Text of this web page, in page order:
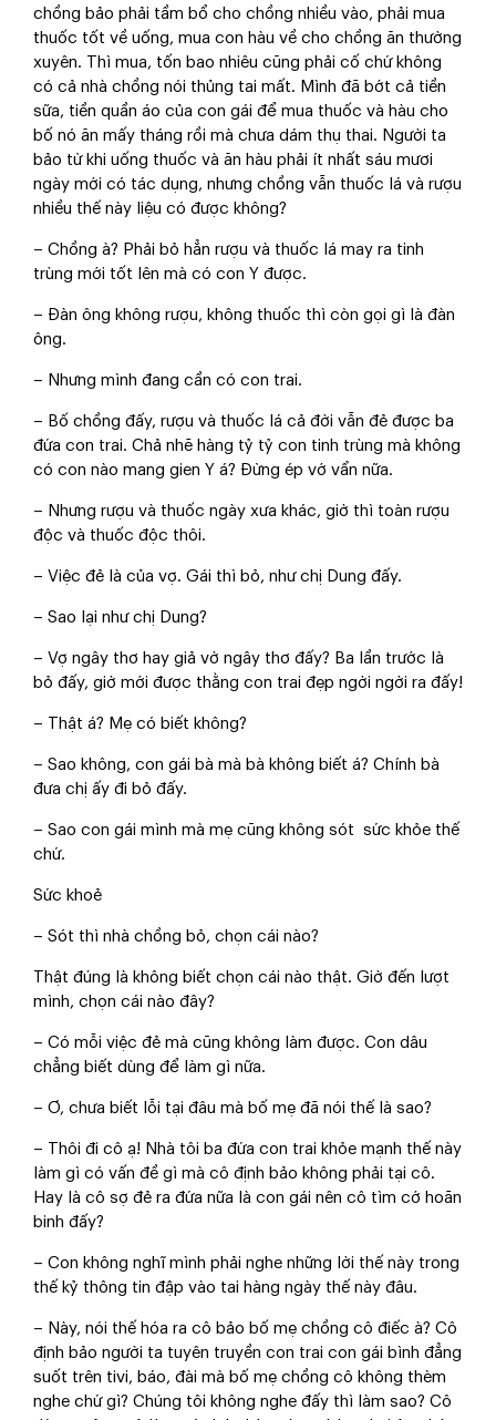
chồng bảo phải tầm bổ cho chồng nhiều vào, phải mua
thuốc tốt về uống, mua con hàu về cho chồng ăn thường
xuyên. Thì mua, tốn bao nhiêu cũng phải cố chứ không
có cả nhà chồng nói thủng tai mất. Mình đã bớt cả tiền
sữa, tiền quần áo của con gái để mua thuốc và hàu cho
bố nó ăn mấy tháng rồi mà chưa dám thụ thai. Người ta
bảo từ khi uống thuốc và ăn hàu phải ít nhất sáu mươi
ngày mới có tác dụng, nhưng chồng vẫn thuốc lá và rượu
nhiều thế này liệu có được không?
– Chồng à? Phải bỏ hẳn rượu và thuốc lá may ra tinh
trùng mới tốt lên mà có con Y được.
– Đàn ông không rượu, không thuốc thì còn gọi gì là đàn
ông.
– Nhưng mình đang cần có con trai.
– Bố chồng đấy, rượu và thuốc lá cả đời vẫn đẻ được ba
đứa con trai. Chả nhẽ hàng tỷ tỷ con tinh trùng mà không
có con nào mang gien Y á? Đừng ép vớ vẩn nữa.
– Nhưng rượu và thuốc ngày xưa khác, giờ thì toàn rượu
độc và thuốc độc thôi.
– Việc đẻ là của vợ. Gái thì bỏ, như chị Dung đấy.
– Sao lại như chị Dung?
– Vợ ngây thơ hay giả vờ ngây thơ đấy? Ba lần trước là
bỏ đấy, giờ mới được thằng con trai đẹp ngời ngời ra đấy!
– Thật á? Mẹ có biết không?
– Sao không, con gái bà mà bà không biết á? Chính bà
đưa chị ấy đi bỏ đấy.
– Sao con gái mình mà mẹ cũng không sót sức khỏe thế
chứ.
Sức khoẻ
– Sót thì nhà chồng bỏ, chọn cái nào?
Thật đúng là không biết chọn cái nào thật. Giờ đến lượt
mình, chọn cái nào đây?
– Có mỗi việc đẻ mà cũng không làm được. Con dâu
chẳng biết dùng để làm gì nữa.
– Ơ, chưa biết lỗi tại đâu mà bố mẹ đã nói thế là sao?
– Thôi đi cô ạ! Nhà tôi ba đứa con trai khỏe mạnh thế này
làm gì có vấn đề gì mà cô định bảo không phải tại cô.
Hay là cô sợ đẻ ra đứa nữa là con gái nên cô tìm cớ hoãn
binh đấy?
– Con không nghĩ mình phải nghe những lời thế này trong
thế kỷ thông tin đập vào tai hàng ngày thế này đâu.
– Này, nói thế hóa ra cô bảo bố mẹ chồng cô điếc à? Cô
định bảo người ta tuyên truyền con trai con gái bình đẳng
suốt trên tivi, báo, đài mà bố mẹ chồng cô không thèm
nghe chứ gì? Chúng tôi không nghe đấy thì làm sao? Cô